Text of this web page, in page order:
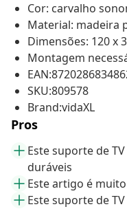
Cor: carvalho
Material: madeira
Dimensões: 120 x
Montagem
SKU:809578
Brand:vidaXL
Pros
Este suporte de
duráveis
Este artigo é
Este suporte de